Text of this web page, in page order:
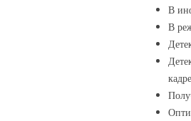
В
В